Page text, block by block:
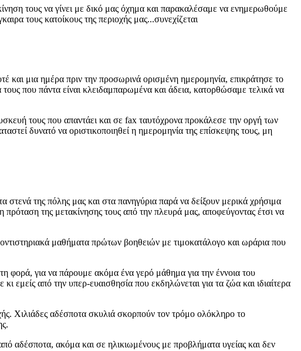
τους να γίνει με δικό μας όχημα και παρακαλέσαμε να ενημερωθούμε
τους κατοίκους της περιοχής μας...συνεχίζεται
μια ημέρα πριν την προσωρινά ορισμένη ημερομηνία, επικράτησε το
που πάντα είναι κλειδαμπαρωμένα και άδεια, κατορθώσαμε τελικά να
τους που απαντάει και σε fax ταυτόχρονα προκάλεσε την οργή των
δυνατό να οριστικοποιηθεί η ημερομηνία της επίσκεψης τους, μη
της πόλης μας και στα πανηγύρια παρά να δείξουν μερικά χρήσιμα
της μετακίνησης τους από την πλευρά μας, αποφεύγοντας έτσι να
μαθήματα πρώτων βοηθειών με τιμοκατάλογο και ωράρια που
φορά, για να πάρουμε ακόμα ένα γερό μάθημα για την έννοια του
εμείς από την υπερ-ευαισθησία που εκδηλώνεται για τα ζώα και ιδιαίτερα
Χιλιάδες αδέσποτα σκυλιά σκορπούν τον τρόμο ολόκληρο το
ακόμα και σε ηλικιωμένους με προβλήματα υγείας και δεν